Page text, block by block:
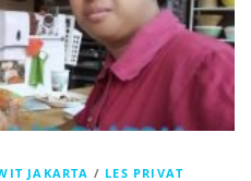
JAKARTA / LES PRIVAT